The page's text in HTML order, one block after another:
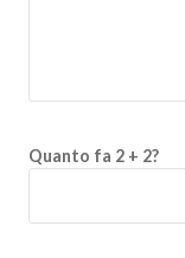
Quanto fa 2 + 2?